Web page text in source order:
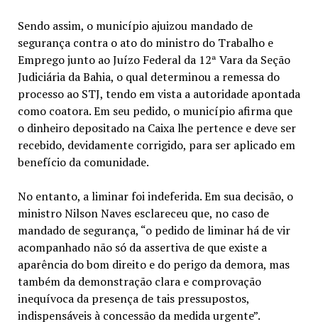
Sendo assim, o município ajuizou mandado de
segurança contra o ato do ministro do Trabalho e
Emprego junto ao Juízo Federal da 12ª Vara da Seção
Judiciária da Bahia, o qual determinou a remessa do
processo ao STJ, tendo em vista a autoridade apontada
como coatora. Em seu pedido, o município afirma que
o dinheiro depositado na Caixa lhe pertence e deve ser
recebido, devidamente corrigido, para ser aplicado em
benefício da comunidade.
No entanto, a liminar foi indeferida. Em sua decisão, o
ministro Nilson Naves esclareceu que, no caso de
mandado de segurança, “o pedido de liminar há de vir
acompanhado não só da assertiva de que existe a
aparência do bom direito e do perigo da demora, mas
também da demonstração clara e comprovação
inequívoca da presença de tais pressupostos,
indispensáveis à concessão da medida urgente”.